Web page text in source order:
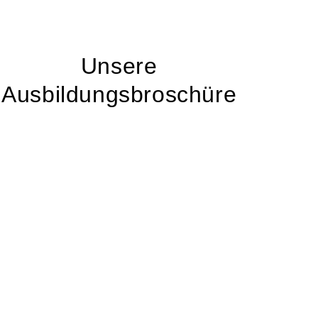
Unsere
Ausbildungsbroschüre